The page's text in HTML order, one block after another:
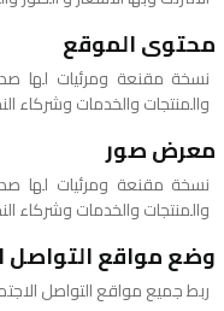
محتوى الموقع
نسخة مقنعة ومرئيات لها
والمنتجات والخدمات وشركاء
معرض صور
نسخة مقنعة ومرئيات لها
والمنتجات والخدمات وشركاء
وضع مواقع التواصل
ربط جميع مواقع التواصل